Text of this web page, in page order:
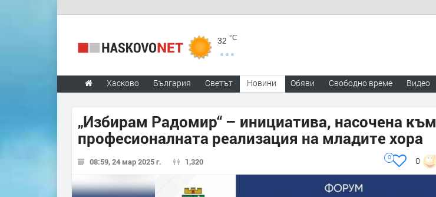
32 °C
Хасково България Светът Новини Обяви Свободно време Видео
„Избирам Радомир“ – инициатива, насочена към
професионалната реализация на младите хора
08:59, 24 мар 2025 г. 1,320 0
0